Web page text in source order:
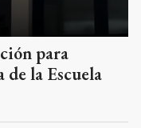
para
la Escuela